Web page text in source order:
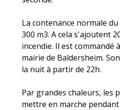
La contenance normale
300 m3. A cela s'ajoutent
incendie. Il est commandé
mairie de Baldersheim.
la nuit à partir de 22h.
Par grandes chaleurs, les
mettre en marche